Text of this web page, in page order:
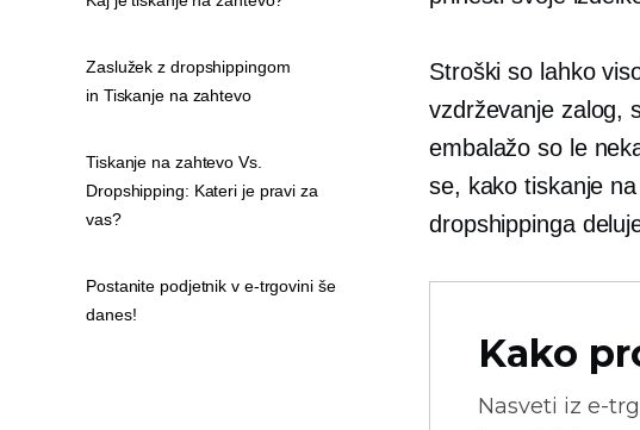
Stroški so lahko
vzdrževanje zalog,
embalažo so le
se, kakotiskanje
dropshippinga
Kako
Nasveti iz e-
Zaslužek z dropshippingom
in Tiskanje na zahtevo
Tiskanje na zahtevo Vs.
Dropshipping: Kateri je pravi za
vas?
Postanite podjetnik v e-trgovini še
danes!